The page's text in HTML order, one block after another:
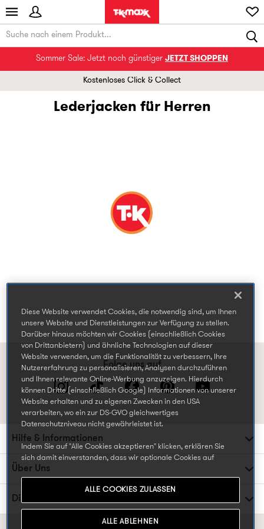
Sommer Sale: Jetzt noch günstiger JETZT SHOPPEN
Kostenloses Click & Collect
Lederjacken für Herren
Folge uns auf
Hilfe & Informationen
Über Uns
Die TK Maxx Familie
Diese Website verwendet Cookies, die notwendig sind, um Ihnen
unsere Website und Dienstleistungen zur Verfügung zu stellen.
Darüber hinaus möchten wir Cookies (einschließlich Cookies
von Drittanbietern) und ähnliche Technologien auf dieser
Website verwenden, um die Funktionalität zu verbessern, Ihre
Nutzererfahrung zu personalisieren, Analysen durchzuführen
und Ihnen relevante Online-Werbung anzuzeigen. Hierdurch
können Dritte (einschließlich Google) Informationen von unserer
Website erhalten und zu eigenen Zwecken in den USA
verarbeiten, wo ein zur DS-GVO gleichwertiges
Datenschutzniveau nicht gewährleistet ist.
Indem Sie auf "Alle Cookies akzeptieren" klicken, erklären Sie
sich damit einverstanden, dass wir optionale Cookies auf
unserer Website verwenden können, einschließlich Cookies, die
von Dritten gesetzt werden, die Ihre Daten in den USA
weiterverarbeiten oder speichern können, und Ihre persönlichen
Daten für die oben beschriebenen Zwecke verarbeiten. Sie
die Cookie-Einstellungen in der Fußzeile unserer Website
ALLE COOKIES ZULASSEN
ALLE ABLEHNEN